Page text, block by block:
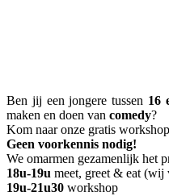
Ben jij een jongere tussen 16
maken en doen van comedy?
Kom naar onze gratis
Geen voorkennis nodig!
We omarmen gezamenlijk het
18u-19u meet, greet & eat (wij
19u-21u30 workshop